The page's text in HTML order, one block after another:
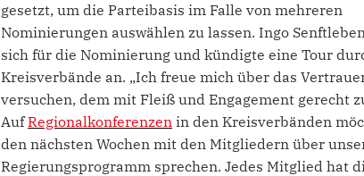
gesetzt, um die Parteibasis im Falle von mehreren
Nominierungen auswählen zu lassen. Ingo
sich für die Nominierung und kündigte eine Tour
Kreisverbände an. „Ich freue mich über das
versuchen, dem mit Fleiß und Engagement gerecht
AufRegionalkonferenzen in den Kreisverbänden
den nächsten Wochen mit den Mitgliedern über
Regierungsprogramm sprechen. Jedes Mitglied hat